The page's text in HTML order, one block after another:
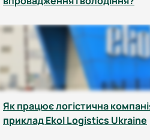
Як працює логістична
приклад Ekol Logistics Ukraine